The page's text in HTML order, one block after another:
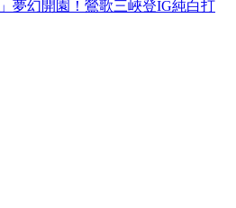
夢幻開園！鶯歌三峽登IG純白打